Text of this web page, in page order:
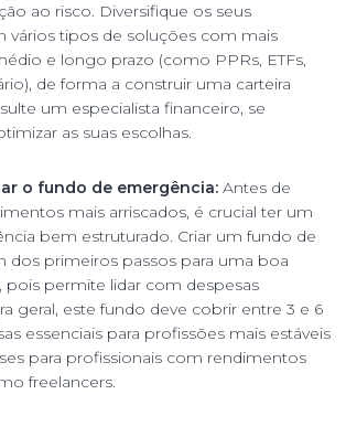
ao risco. Diversifique os seus
vários tipos de soluções com mais
e longo prazo (como PPRs, ETFs,
de forma a construir uma carteira
um especialista financeiro, se
as suas escolhas.
o fundo de emergência: Antes de
mais arriscados, é crucial ter um
bem estruturado. Criar um fundo de
dos primeiros passos para uma boa
pois permite lidar com despesas
geral, este fundo deve cobrir entre 3 e 6
essenciais para profissões mais estáveis
para profissionais com rendimentos
freelancers.